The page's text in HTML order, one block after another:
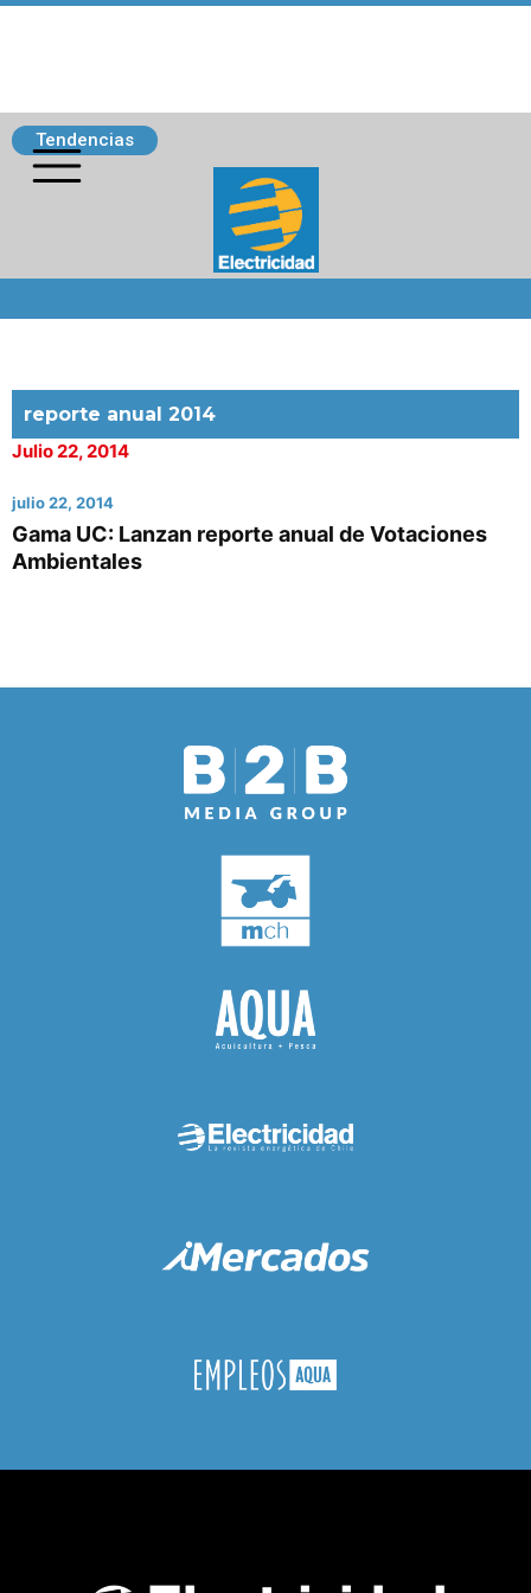
Tendencias
reporte anual 2014
Julio 22, 2014
julio 22, 2014
Gama UC: Lanzan reporte anual de Votaciones
Ambientales